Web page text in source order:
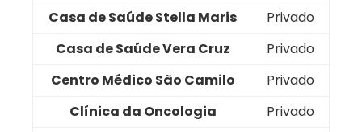
Casa de Saúde Stella Maris
Privado
Casa de Saúde Vera Cruz
Privado
Centro Médico São Camilo
Privado
Clínica da Oncologia
Privado